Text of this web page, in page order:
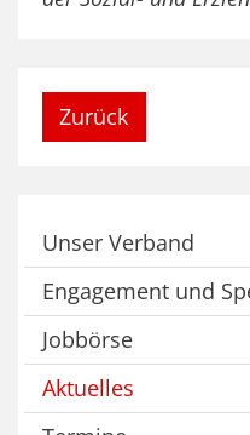
Zurück
Unser Verband
Engagement und
Jobbörse
Aktuelles